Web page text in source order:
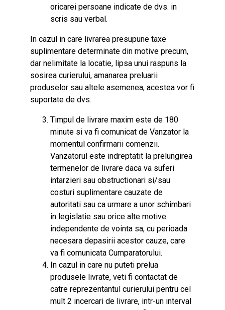
oricarei persoane indicate de dvs. in
scris sau verbal.
In cazul in care livrarea presupune taxe
suplimentare determinate din motive precum,
dar nelimitate la locatie, lipsa unui raspuns la
sosirea curierului, amanarea preluarii
produselor sau altele asemenea, acestea vor fi
suportate de dvs.
Timpul de livrare maxim este de 180
minute si va fi comunicat de Vanzator la
momentul confirmarii comenzii.
Vanzatorul este indreptatit la prelungirea
termenelor de livrare daca va suferi
intarzieri sau obstructionari si/sau
costuri suplimentare cauzate de
autoritati sau ca urmare a unor schimbari
in legislatie sau orice alte motive
independente de vointa sa, cu perioada
necesara depasirii acestor cauze, care
va fi comunicata Cumparatorului.
In cazul in care nu puteti prelua
produsele livrate, veti fi contactat de
catre reprezentantul curierului pentru cel
mult 2 incercari de livrare, intr-un interval